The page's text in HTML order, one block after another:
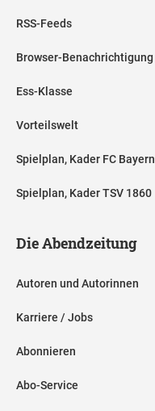
RSS-Feeds
Browser-Benachrichtigung
Ess-Klasse
Vorteilswelt
Spielplan, Kader FC Bayern
Spielplan, Kader TSV 1860
Die Abendzeitung
Autoren und Autorinnen
Karriere / Jobs
Abonnieren
Abo-Service